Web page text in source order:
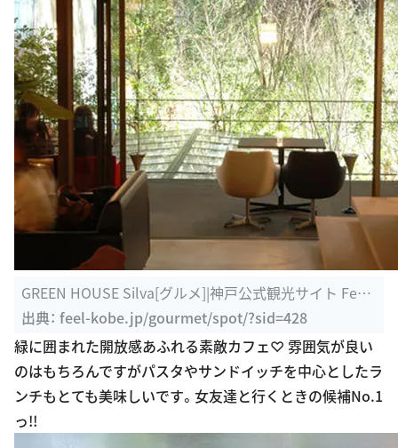
GREEN HOUSE Silva[グルメ]|神戸公式観光サイト Feel
KOBE
出典： feel-kobe.jp/gourmet/spot/?sid=428
緑に囲まれた開放感あふれる素敵カフェ♡ 雰囲気が良い
のはもちろんですがパスタやサンドイッチを中心としたラ
ンチもとても美味しいです。女友達と行くときの候補No.1
っ!!